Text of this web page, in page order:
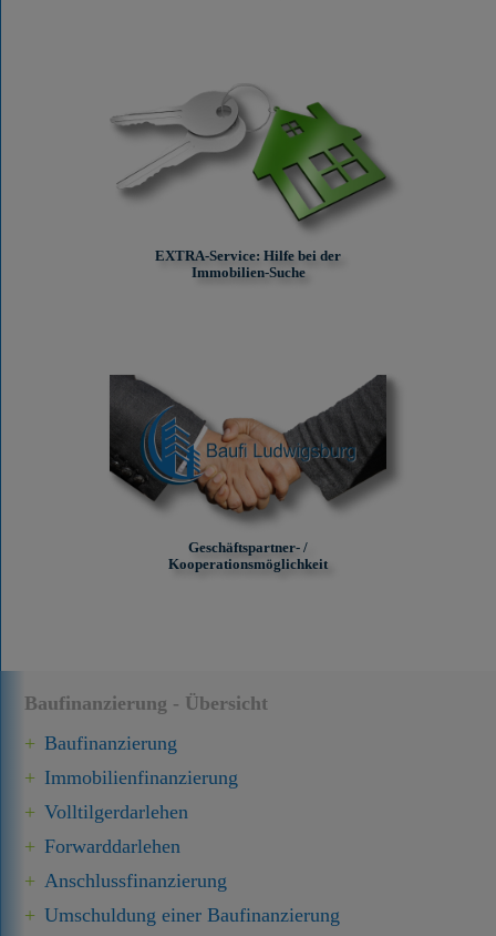
Baufinanzierung - Übersicht
Baufinanzierung
Immobilien­finanzierung
Volltilgerdarlehen
Forward­darlehen
Anschluss­finanzierung
Umschuldung einer Baufinanzierung
EXTRA-Service: Hilfe bei der
Immobilien-Suche
Geschäftspartner- /
Kooperationsmöglichkeit